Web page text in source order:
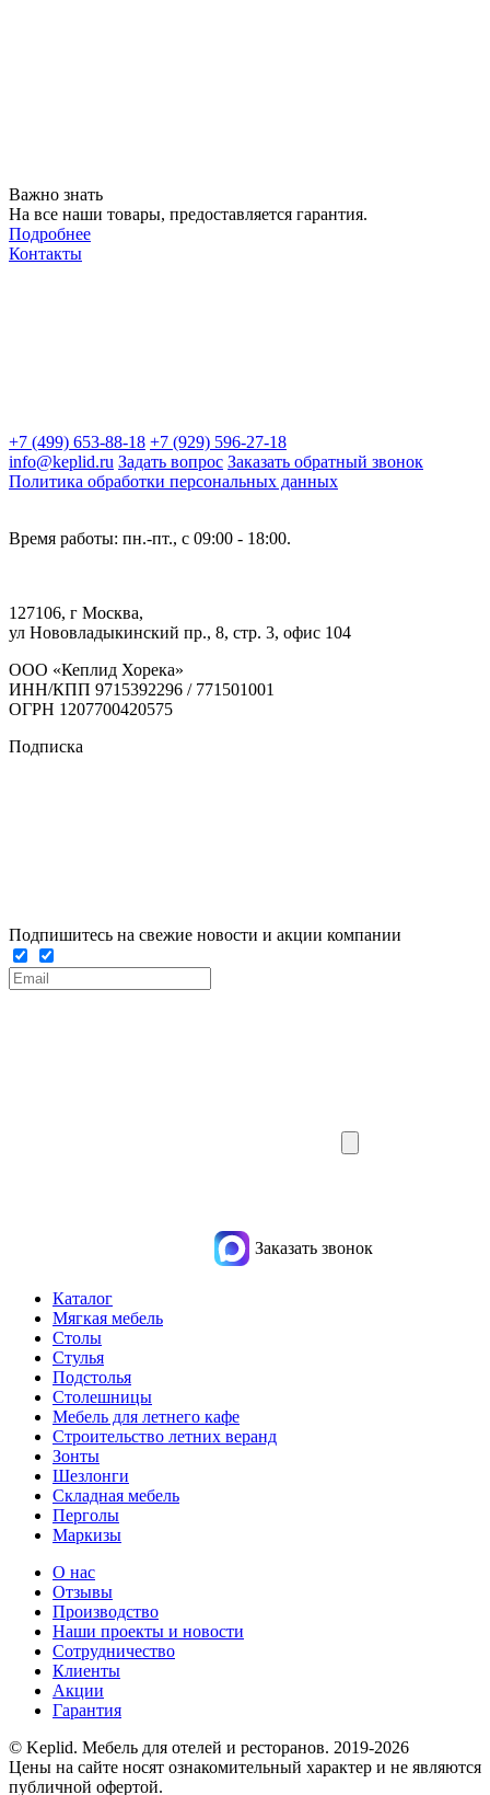
Важно знать
На все наши товары, предоставляется гарантия.
Подробнее
Контакты
+7 (499) 653-88-18 +7 (929) 596-27-18
info@keplid.ru Задать вопрос Заказать обратный звонок
Политика обработки персональных данных
Время работы: пн.-пт., с 09:00 - 18:00.
127106, г Москва,
ул Нововладыкинский пр., 8, стр. 3, офис 104
ООО «Кеплид Хорека»
ИНН/КПП 9715392296 / 771501001
ОГРН 1207700420575
Подписка
Подпишитесь на свежие новости и акции компании
Заказать звонок
Каталог
Мягкая мебель
Столы
Стулья
Подстолья
Столешницы
Мебель для летнего кафе
Строительство летних веранд
Зонты
Шезлонги
Складная мебель
Перголы
Маркизы
О нас
Отзывы
Производство
Наши проекты и новости
Сотрудничество
Клиенты
Акции
Гарантия
© Keplid. Мебель для отелей и ресторанов. 2019-2026
Цены на сайте носят ознакомительный характер и не являются
публичной офертой.